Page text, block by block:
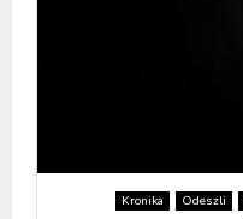
Kronika Odeszli